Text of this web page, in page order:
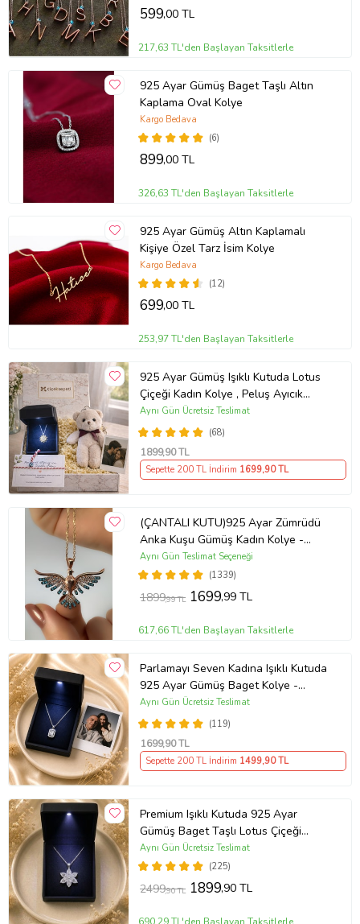
599,00 TL
217,63 TL'den Başlayan Taksitlerle
925 Ayar Gümüş Baget Taşlı Altın
Kaplama Oval Kolye
(6)
Kargo Bedava
899,00 TL
326,63 TL'den Başlayan Taksitlerle
925 Ayar Gümüş Altın Kaplamalı
Kişiye Özel Tarz İsim Kolye
(12)
Kargo Bedava
699,00 TL
253,97 TL'den Başlayan Taksitlerle
925 Ayar Gümüş Işıklı Kutuda Lotus
Çiçeği Kadın Kolye , Peluş Ayıcık
Anahtarlık Marteniçka Bileklik,
Polaroid Fotoğraf Hediye
(68)
Aynı Gün Ücretsiz Teslimat
1899,90 TL
Sepette 200 TL İndirim 1699,90 TL
(ÇANTALI KUTU)925 Ayar Zümrüdü
Anka Kuşu Gümüş Kadın Kolye -
MAVİ
(1339)
Aynı Gün Teslimat Seçeneği
1899,99 TL 1699,99 TL
617,66 TL'den Başlayan Taksitlerle
Parlamayı Seven Kadına Işıklı Kutuda
925 Ayar Gümüş Baget Kolye -
Kişiye Özel Fotoğraf Hediye
(119)
Aynı Gün Ücretsiz Teslimat
1699,90 TL
Sepette 200 TL İndirim 1499,90 TL
Premium Işıklı Kutuda 925 Ayar
Gümüş Baget Taşlı Lotus Çiçeği
Kolye
(225)
Aynı Gün Ücretsiz Teslimat
2499,90 TL 1899,90 TL
690,29 TL'den Başlayan Taksitlerle